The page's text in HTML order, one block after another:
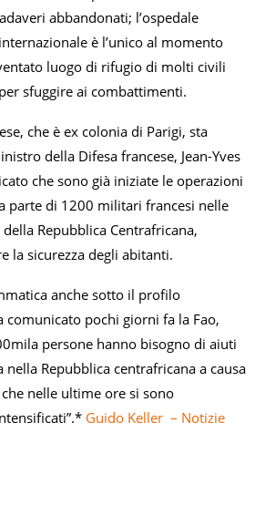
abbandonati; l’ospedale
è l’unico al momento
luogo di rifugio di molti civili
sfuggire ai combattimenti.
che è ex colonia di Parigi, sta
della Difesa francese, Jean-Yves
che sono già iniziate le operazioni
parte di 1200 militari francesi nelle
Repubblica Centrafricana,
la sicurezza degli abitanti.
anche sotto il profilo
comunicato pochi giorni fa la Fao,
persone hanno bisogno di aiuti
nella Repubblica centrafricana a causa
nelle ultime ore si sono
Guido Keller – Notizie